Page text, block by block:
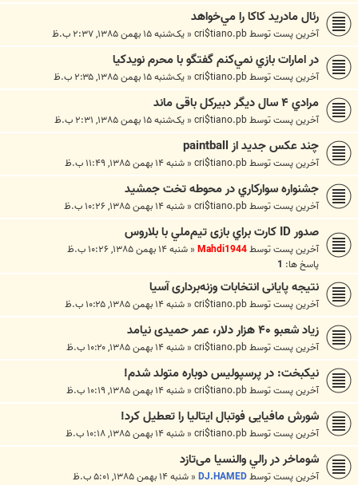
رئال مادريد كاكا را مي‌خواهد
آخرین پست توسطcri$tiano.pb
« یک‌شنبه ۱۵ بهمن ۱۳۸۵, ۲:۳۷ ب.ظ
در امارات بازي نمي‌كنم گفتگو با محرم نويدکيا
آخرین پست توسطcri$tiano.pb
« یک‌شنبه ۱۵ بهمن ۱۳۸۵, ۲:۳۵ ب.ظ
مرادي ۴ سال ديگر دبيركل باقی ماند
آخرین پست توسطcri$tiano.pb
« یک‌شنبه ۱۵ بهمن ۱۳۸۵, ۲:۳۱ ب.ظ
چند عکس جديد از paintball
آخرین پست توسطcri$tiano.pb
« شنبه ۱۴ بهمن ۱۳۸۵, ۱۱:۴۹ ب.ظ
جشنواره‌ سواركاري در محوطه تخت جمشيد
آخرین پست توسطcri$tiano.pb
« شنبه ۱۴ بهمن ۱۳۸۵, ۱۰:۲۶ ب.ظ
صدور ID كارت براي بازی تيم‌ملي با بلاروس
آخرین پست توسطMahdi1944
« شنبه ۱۴ بهمن ۱۳۸۵, ۱۰:۲۶ ب.ظ
پاسخ ها: 1
نتيجه پايانی انتخابات وزنه‌برداری آسيا
آخرین پست توسطcri$tiano.pb
« شنبه ۱۴ بهمن ۱۳۸۵, ۱۰:۲۵ ب.ظ
زياد شعبو ۴۰ هزار دلار، عمر حميدی نيامد
آخرین پست توسطcri$tiano.pb
« شنبه ۱۴ بهمن ۱۳۸۵, ۱۰:۲۰ ب.ظ
نيكبخت: در پرسپوليس دوباره متولد شدم!
آخرین پست توسطcri$tiano.pb
« شنبه ۱۴ بهمن ۱۳۸۵, ۱۰:۱۹ ب.ظ
شورش مافيايی فوتبال ايتاليا را تعطيل کرد!
آخرین پست توسطcri$tiano.pb
« شنبه ۱۴ بهمن ۱۳۸۵, ۱۰:۱۸ ب.ظ
شوماخر در رالي والنسيا می‌تازد
آخرین پست توسطDJ.HAMED
« شنبه ۱۴ بهمن ۱۳۸۵, ۵:۰۱ ب.ظ